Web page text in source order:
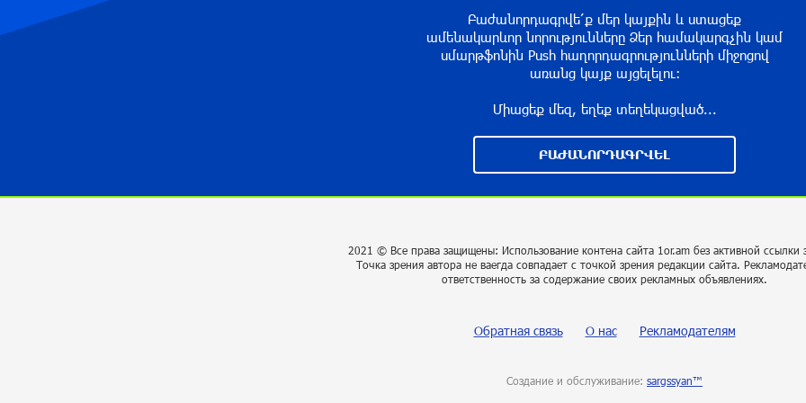
Բաժանորդագրվե՛ք մեր կայքին և ստացեք
ամենակարևոր նորությունները Ձեր համակարգչին կամ
սմարթֆոնին Push հաղորդագրությունների միջոցով
առանց կայք այցելելու։
Միացեք մեզ, եղեք տեղեկացված...
ԲԱԺԱՆՈՐԴԱԳՐՎԵԼ
2021 © Все права защищены: Использование контена сайта 1or.am без активной ссылки
Точка зрения автора не ваегда совпадает с точкой зрения редакции сайта.
ответственность за содержание своих рекламных объявлениях.
Обратная связь О нас Рекламодателям
Создание и обслуживание: sargssyan™